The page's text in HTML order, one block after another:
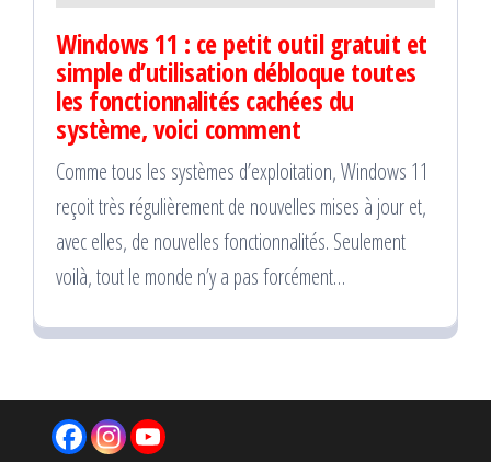
Windows 11 : ce petit outil gratuit et
simple d’utilisation débloque toutes
les fonctionnalités cachées du
système, voici comment
Comme tous les systèmes d’exploitation, Windows 11
reçoit très régulièrement de nouvelles mises à jour et,
avec elles, de nouvelles fonctionnalités. Seulement
voilà, tout le monde n’y a pas forcément…